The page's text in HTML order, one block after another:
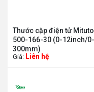
Thước cặp điện tử
500-166-30 (0-12inch/0-
300mm)
Giá: Liên hệ